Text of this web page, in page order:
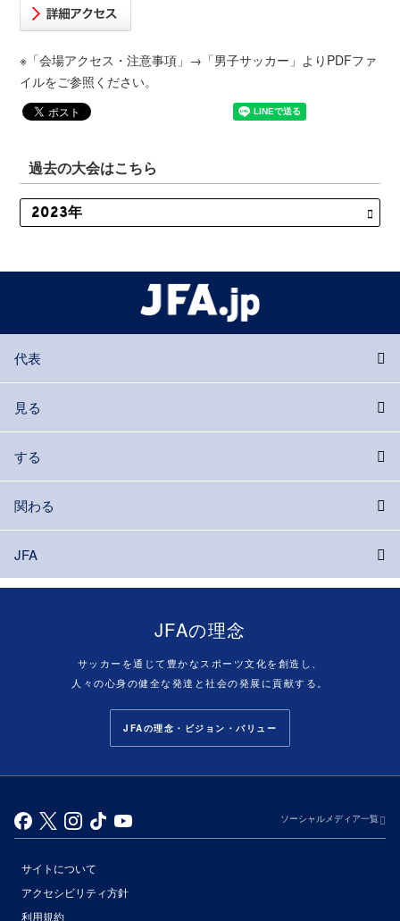
※「会場アクセス・注意事項」→「男子サッカー」よりPDFファ
イルをご参照ください。
過去の大会はこちら
代表
見る
する
関わる
JFA
JFAの理念
サッカーを通じて豊かなスポーツ文化を創造し、
人々の心身の健全な発達と社会の発展に貢献する。
JFAの理念・ビジョン・バリュー
ソーシャルメディア一覧
サイトについて
アクセシビリティ方針
利用規約